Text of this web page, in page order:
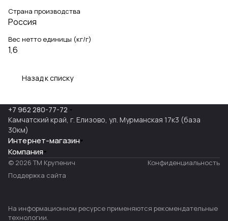
Страна производства
Россия
Вес нетто единицы (кг/г)
1,6
Назад к списку
+7 962 280-77-72
Камчатский край, г. Елизово, ул. Мурманская 17к3 (база
30км)
Интернет-магазин
Компания
© 2026 ТМ Крупенич
Конфиденциальность
Поддержка сайта
На информационном ресурсе применяются рекомендательные
технологии.